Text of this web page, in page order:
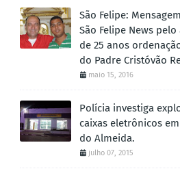
São Felipe:
São Felipe News
de 25 anos
do Padre Cristóvão
maio 15, 2016
Polícia investiga
caixas eletrônicos
do Almeida.
julho 07, 2015